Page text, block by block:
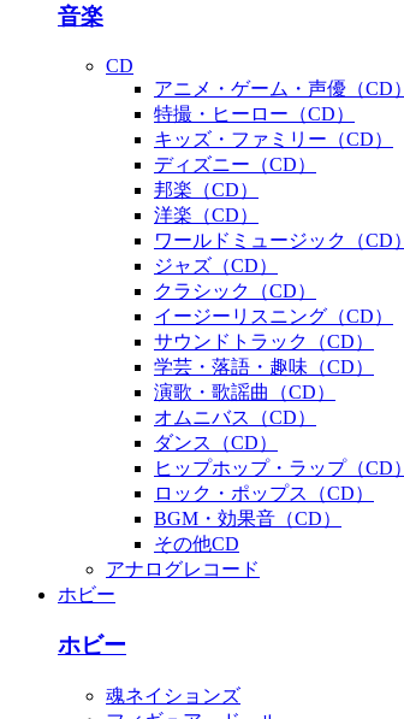
音楽
CD
アニメ・ゲーム・声優（CD）
特撮・ヒーロー（CD）
キッズ・ファミリー（CD）
ディズニー（CD）
邦楽（CD）
洋楽（CD）
ワールドミュージック（CD）
ジャズ（CD）
クラシック（CD）
イージーリスニング（CD）
サウンドトラック（CD）
学芸・落語・趣味（CD）
演歌・歌謡曲（CD）
オムニバス（CD）
ダンス（CD）
ヒップホップ・ラップ（CD）
ロック・ポップス（CD）
BGM・効果音（CD）
その他CD
アナログレコード
ホビー
ホビー
魂ネイションズ